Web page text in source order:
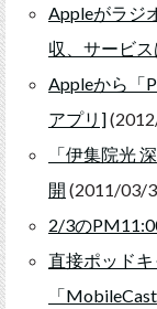
Appleがラジ
収、サービ
Appleから「
アプリ]
「伊集院光
開 (2011/03/
2/3の
直接ポッド
「MobileCast